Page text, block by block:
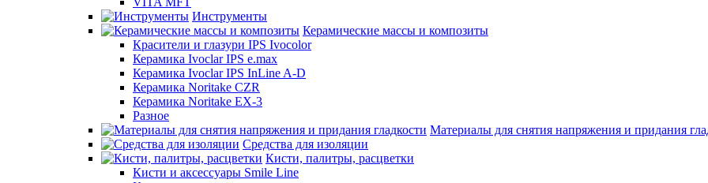
Инструменты
Керамические массы и композиты
Красители и глазури IPS Ivocolor
Керамика Ivoclar IPS e.max
Керамика Ivoclar IPS InLine A-D
Керамика Noritake CZR
Керамика Noritake EX-3
Разное
Материалы для снятия напряжения и придания
Средства для изоляции
Кисти, палитры, расцветки
Кисти и аксессуары Smile Line